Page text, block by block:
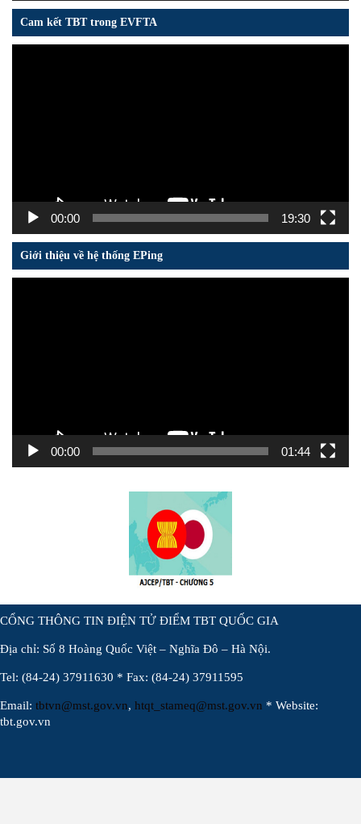
Cam kết TBT trong EVFTA
00:00 19:30
Giới thiệu về hệ thống EPing
00:00 01:44
CỔNG THÔNG TIN ĐIỆN TỬ ĐIỂM TBT QUỐC GIA
Địa chỉ: Số 8 Hoàng Quốc Việt – Nghĩa Đô – Hà Nội.
Tel: (84-24) 37911630 * Fax: (84-24) 37911595
Email: tbtvn@mst.gov.vn, htqt_stameq@mst.gov.vn * Website:
tbt.gov.vn